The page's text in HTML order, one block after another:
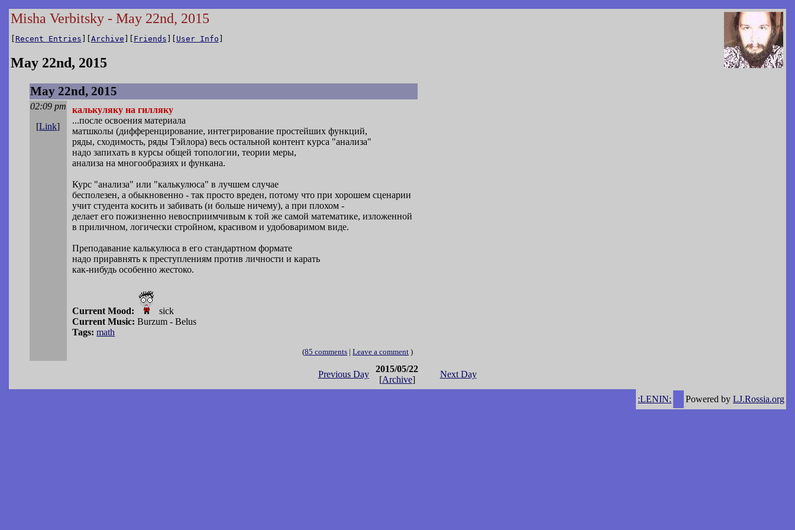
Misha Verbitsky - May 22nd, 2015
[ Recent Entries ][Archive ][ Friends ][ User Info ]
May 22nd, 2015
May 22nd, 2015
02:09 pm
[Link]
калькуляку на гилляку
...после освоения материала
матшколы (дифференцирование, интегрирование простейших функций,
ряды, сходимость, ряды Тэйлора) весь остальной контент курса "анализа"
надо запихать в курсы общей топологии, теории меры,
анализа на многообразиях и функана.
Курс "анализа" или "калькулюса" в лучшем случае
бесполезен, а обыкновенно - так просто вреден, потому что при хорошем сценарии
учит студента косить и забивать (и больше ничему), а при плохом -
делает его пожизненно невосприимчивым к той же самой математике, изложенной
в приличном, логически стройном, красивом и удобоваримом виде.
Преподавание калькулюса в его стандартном формате
надо приравнять к преступлениям против личности и карать
как-нибудь особенно жестоко.
Current Mood:
sick
Current Music: Burzum - Belus
Tags: math
(85 comments |Leave a comment )
Previous Day
2015/05/22
[Archive]
Next Day
:LENIN: Powered byLJ.Rossia.org